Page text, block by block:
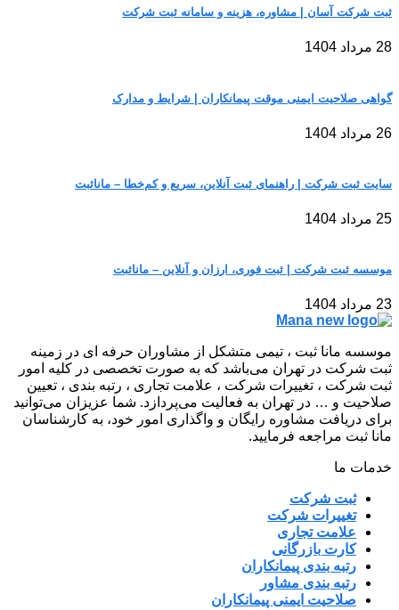
ثبت شرکت آسان | مشاوره، هزینه و سامانه ثبت شرکت
28 مرداد 1404
گواهی صلاحیت ایمنی موقت پیمانکاران | شرایط و مدارک
26 مرداد 1404
سایت ثبت شرکت | راهنمای ثبت آنلاین، سریع و کم‌خطا – مانا‌ثبت
25 مرداد 1404
موسسه ثبت شرکت | ثبت فوری، ارزان و آنلاین – مانا‌ثبت
23 مرداد 1404
موسسه مانا ثبت ، تیمی متشکل از مشاوران حرفه ای در زمینه
ثبت شرکت در تهران می‌باشد که به صورت تخصصی در کلیه امور
ثبت شرکت ، تغییرات شرکت ، علامت تجاری ، رتبه بندی ، تعیین
صلاحیت و … در تهران به فعالیت می‌پردازد. شما عزیزان می‌توانید
برای دریافت مشاوره رایگان و واگذاری امور خود، به کارشناسان
مانا ثبت مراجعه فرمایید.
خدمات ما
ثبت شرکت
تغییرات شرکت
علامت تجاری
کارت بازرگانی
رتبه بندی پیمانکاران
رتبه بندی مشاور
صلاحیت ایمنی پیمانکاران